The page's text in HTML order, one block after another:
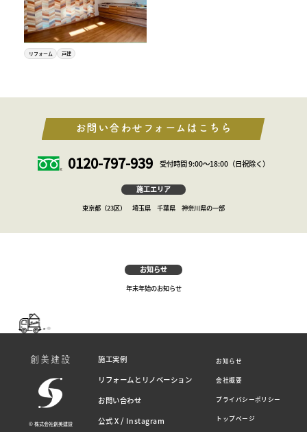
リフォーム 戸建
お問い合わせフォームはこちら
0120-797-939 受付時間 9:00～18:00（日祝除く）
施工エリア
東京都（23区） 埼玉県 千葉県 神奈川県の一部
お知らせ
年末年始のお知らせ
創美建設
© 株式会社創美建設
施工実例
リフォームとリノベーション
お問い合わせ
公式 X / Instagram
お知らせ
会社概要
プライバシーポリシー
トップページ